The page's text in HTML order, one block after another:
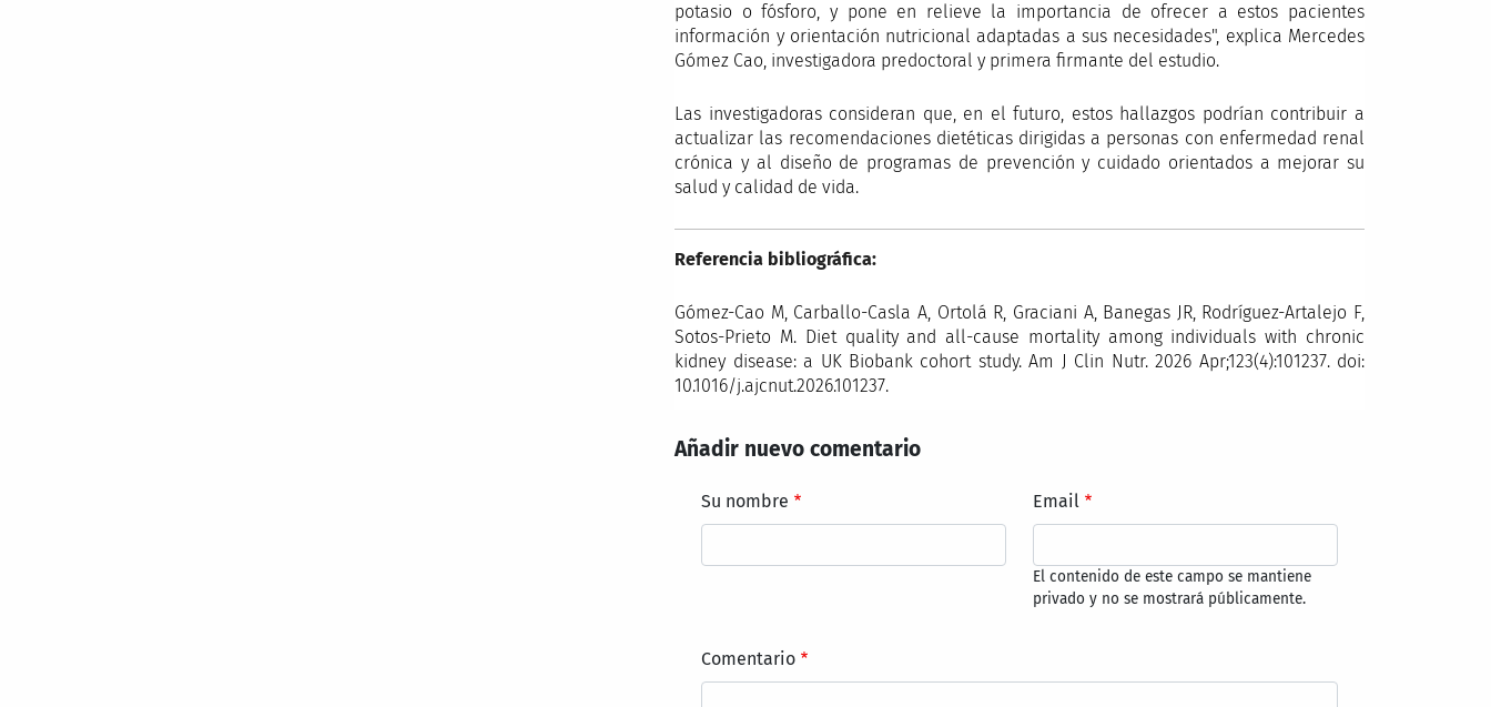
potasio o fósforo, y pone en relieve la importancia de ofrecer a estos pacientes
información y orientación nutricional adaptadas a sus necesidades", explica Mercedes
Gómez Cao, investigadora predoctoral y primera firmante del estudio.
Las investigadoras consideran que, en el futuro, estos hallazgos podrían contribuir a
actualizar las recomendaciones dietéticas dirigidas a personas con enfermedad renal
crónica y al diseño de programas de prevención y cuidado orientados a mejorar su
salud y calidad de vida.
Referencia bibliográfica:
Gómez-Cao M, Carballo-Casla A, Ortolá R, Graciani A, Banegas JR, Rodríguez-Artalejo F,
Sotos-Prieto M. Diet quality and all-cause mortality among individuals with chronic
kidney disease: a UK Biobank cohort study. Am J Clin Nutr. 2026 Apr;123(4):101237. doi:
10.1016/j.ajcnut.2026.101237.
Añadir nuevo comentario
Su nombre Email
El contenido de este campo se mantiene
privado y no se mostrará públicamente.
Comentario